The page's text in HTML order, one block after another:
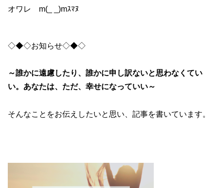
オワレ m(_ _)mｽﾏﾇ
◇◆◇お知らせ◇◆◇
～誰かに遠慮したり、誰かに申し訳ないと思わなくてい
い。あなたは、ただ、幸せになっていい～
そんなことをお伝えしたいと思い、記事を書いています。